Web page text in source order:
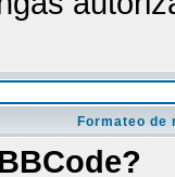
Formateo de